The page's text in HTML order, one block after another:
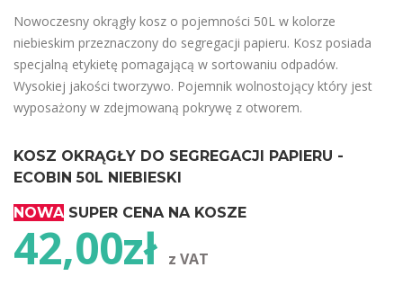
Nowoczesny okrągły kosz o pojemności 50L w kolorze
niebieskim przeznaczony do segregacji papieru. Kosz posiada
specjalną etykietę pomagającą w sortowaniu odpadów.
Wysokiej jakości tworzywo. Pojemnik wolnostojący który jest
wyposażony w zdejmowaną pokrywę z otworem.
KOSZ OKRĄGŁY DO SEGREGACJI PAPIERU -
ECOBIN 50L NIEBIESKI
NOWA SUPER CENA NA KOSZE
42,00zł z VAT